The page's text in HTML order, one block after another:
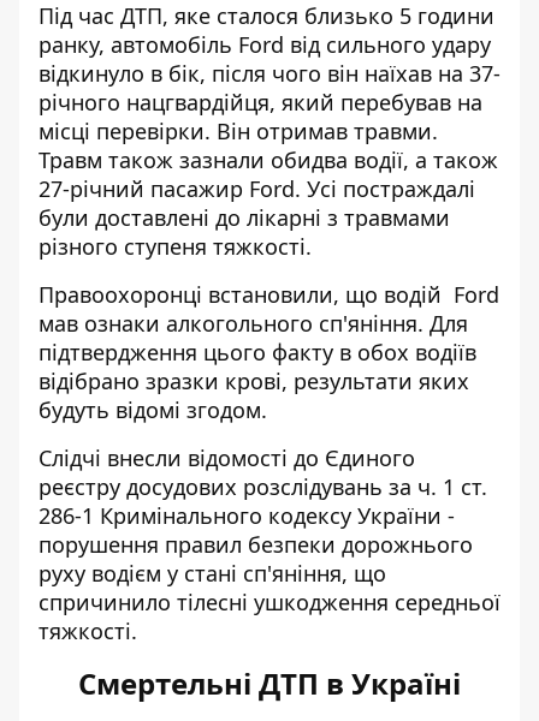
Під час ДТП, яке сталося близько 5 години
ранку, автомобіль Ford від сильного удару
відкинуло в бік, після чого він наїхав на 37-
річного нацгвардійця, який перебував на
місці перевірки. Він отримав травми.
Травм також зазнали обидва водії, а також
27-річний пасажир Ford. Усі постраждалі
були доставлені до лікарні з травмами
різного ступеня тяжкості.
Правоохоронці встановили, що водій Ford
мав ознаки алкогольного сп'яніння. Для
підтвердження цього факту в обох водіїв
відібрано зразки крові, результати яких
будуть відомі згодом.
Слідчі внесли відомості до Єдиного
реєстру досудових розслідувань за ч. 1 ст.
286-1 Кримінального кодексу України -
порушення правил безпеки дорожнього
руху водієм у стані сп'яніння, що
спричинило тілесні ушкодження середньої
тяжкості.
Смертельні ДТП в Україні